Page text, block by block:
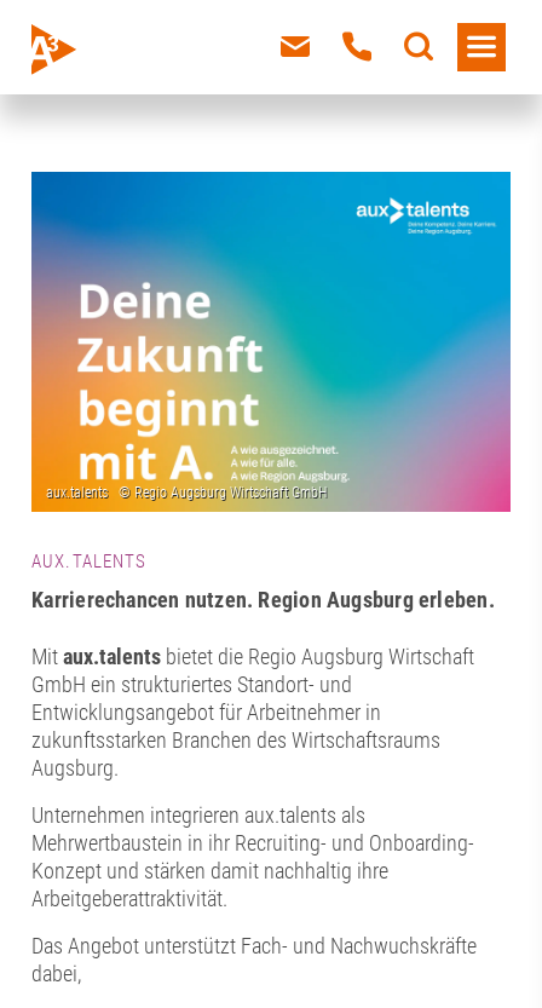
AUX.TALENTS
Karrierechancen nutzen. Region Augsburg erleben.
Mitaux.talents bietet die Regio Augsburg Wirtschaft
GmbH ein strukturiertes Standort- und
Entwicklungsangebot für Arbeitnehmer in
zukunftsstarken Branchen des Wirtschaftsraums
Augsburg.
Unternehmen integrieren aux.talents als
Mehrwertbaustein in ihr Recruiting- und Onboarding-
Konzept und stärken damit nachhaltig ihre
Arbeitgeberattraktivität.
Das Angebot unterstützt Fach- und Nachwuchskräfte
dabei,